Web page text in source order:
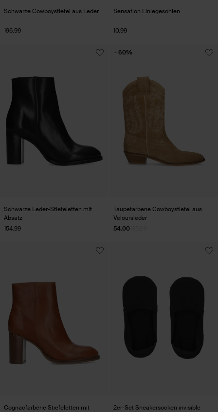
Schwarze Cowboystiefel aus Leder
196.99
Sensation Einlegesohlen
10.99
Schwarze Leder-Stiefeletten mit
Absatz
154.99
Taupefarbene Cowboystiefel aus
Veloursleder
54.00
- 60%
Cognacfarbene Stiefeletten mit
2er-Set Sneakersocken invisible